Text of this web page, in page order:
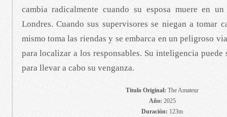
cambia radicalmente cuando su esposa muere en
Londres. Cuando sus supervisores se niegan a tomar
mismo toma las riendas y se embarca en un peligroso
para localizar a los responsables. Su inteligencia
para llevar a cabo su venganza.
Titulo Original: The Amateur
Año: 2025
Duración: 123m